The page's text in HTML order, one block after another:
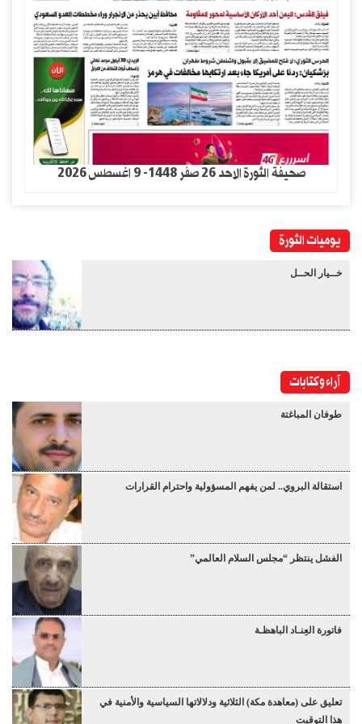
صحيفة الثورة الاحد 26 صفر 1448- 9 اغسطس 2026
يوميات الثورة
خــيار الحــل
آراء وكتابات
طوفان المباغتة
استقالة البروي.. لمن يفهم المسؤولية واحترام القرارات
الفشل ينتظر “مجلس السلام العالمي”
فاتورة العِنـاد الباهظـة
تعليق على (معاهدة مكة) الثلاثية ودلالاتها السياسية والأمنية في
هذا التوقيت